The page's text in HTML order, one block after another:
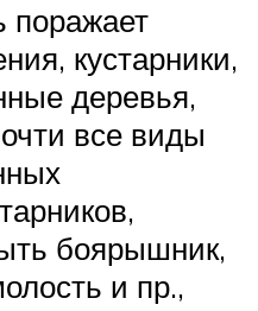
кустарники,
деревья,
все виды
боярышник,
и пр.,